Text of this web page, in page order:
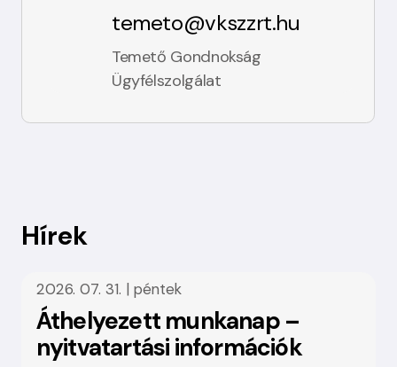
temeto@vkszzrt.hu
Temető Gondnokság
Ügyfélszolgálat
Hírek
2026. 07. 31. | péntek
Áthelyezett munkanap –
nyitvatartási információk